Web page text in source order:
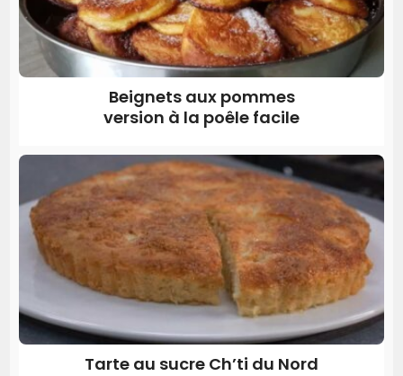
Beignets aux pommes
version à la poêle facile
Tarte au sucre Ch’ti du Nord